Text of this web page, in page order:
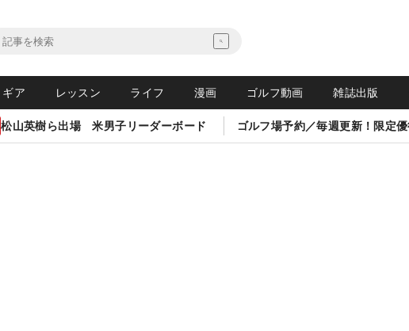
ギア レッスン ライフ 漫画 ゴルフ動画 雑誌出版
松山英樹ら出場 米男子リーダーボード ゴルフ場予約／毎週更新！限定